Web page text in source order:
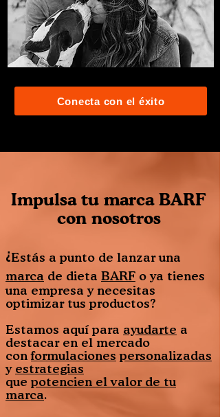
Conecta con el éxito
Impulsa tu marca BARF
con nosotros
¿Estás a punto de lanzar una
marca de dieta BARF o ya tienes
una empresa y necesitas
optimizar tus productos?
Estamos aquí para ayudarte a
destacar en el mercado
conformulaciones personalizadas
y estrategias
quepotencien el valor de tu
marca.